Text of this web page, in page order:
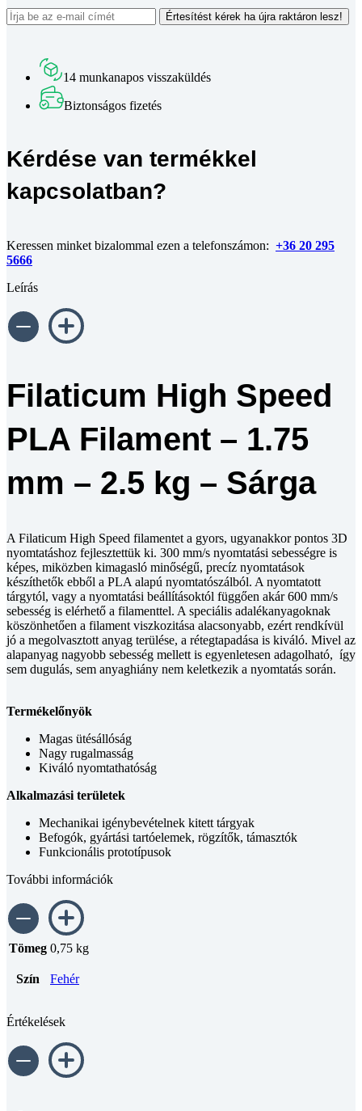
Értesítést kérek ha újra raktáron lesz!
14 munkanapos visszaküldés
Biztonságos fizetés
Kérdése van termékkel
kapcsolatban?
Keressen minket bizalommal ezen a telefonszámon: +36 20 295
5666
Leírás
Filaticum High Speed
PLA Filament – 1.75
mm – 2.5 kg – Sárga
A Filaticum High Speed filamentet a gyors, ugyanakkor pontos 3D
nyomtatáshoz fejlesztettük ki. 300 mm/s nyomtatási sebességre is
képes, miközben kimagasló minőségű, precíz nyomtatások
készíthetők ebből a PLA alapú nyomtatószálból. A nyomtatott
tárgytól, vagy a nyomtatási beállításoktól függően akár 600 mm/s
sebesség is elérhető a filamenttel. A speciális adalékanyagoknak
köszönhetően a filament viszkozitása alacsonyabb, ezért rendkívül
jó a megolvasztott anyag terülése, a rétegtapadása is kiváló. Mivel az
alapanyag nagyobb sebesség mellett is egyenletesen adagolható, így
sem dugulás, sem anyaghiány nem keletkezik a nyomtatás során.
Termékelőnyök
Magas ütésállóság
Nagy rugalmasság
Kiváló nyomtathatóság
Alkalmazási területek
Mechanikai igénybevételnek kitett tárgyak
Befogók, gyártási tartóelemek, rögzítők, támasztók
Funkcionális prototípusok
További információk
Tömeg 0,75 kg
Szín Fehér
Értékelések